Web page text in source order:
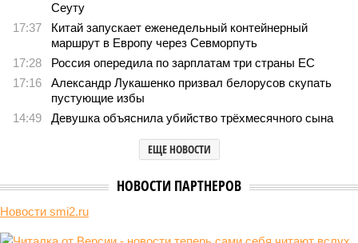
Сеуту
17:37
Китай запускает еженедельный контейнерный
маршрут в Европу через Севморпуть
17:28
Россия опередила по зарплатам три страны ЕС
17:16
Александр Лукашенко призвал белорусов скупать
пустующие избы
14:49
Девушка объяснила убийство трёхмесячного сына
ЕЩЕ НОВОСТИ
НОВОСТИ ПАРТНЕРОВ
Новости smi2.ru